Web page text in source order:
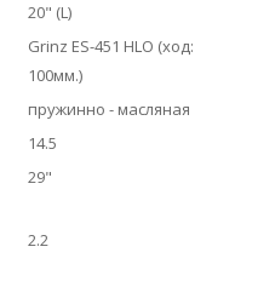
20" (L)
Grinz ES-451 HLO (ход:
100мм.)
пружинно - масляная
14.5
29"
2.2